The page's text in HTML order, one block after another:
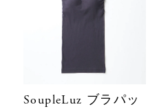
SoupleLuz ブラパッ